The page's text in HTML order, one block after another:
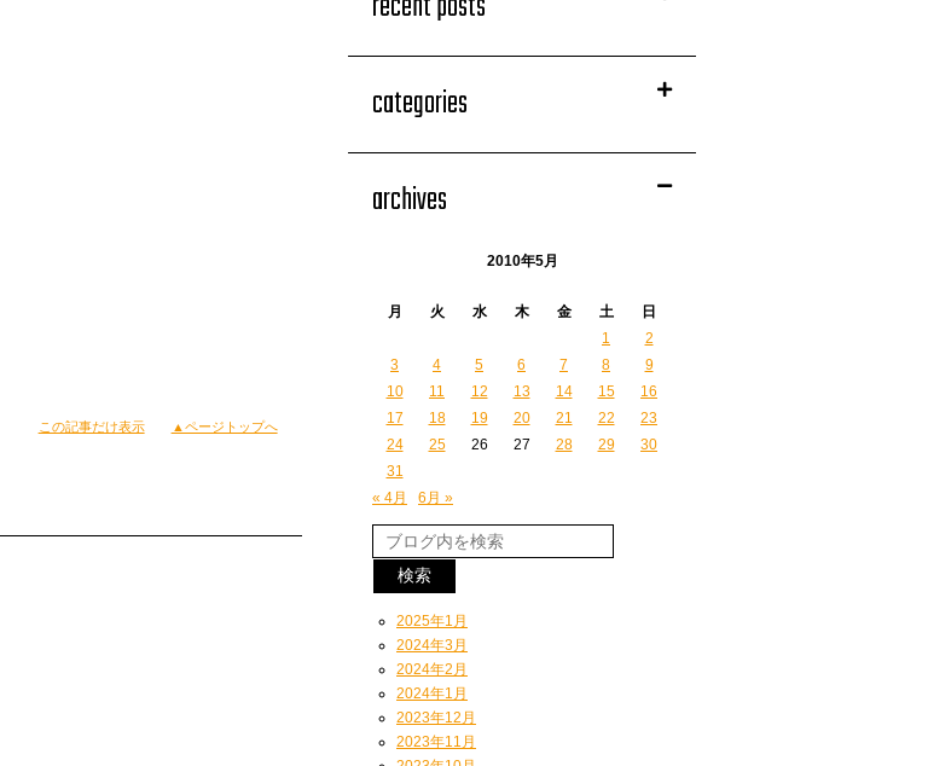
この記事だけ表示 ▲ページトップへ
categories
archives
2010年5月
月 火 水 木 金 土
日
1
2
3
4 5 6 7 8
9
10
11 12 13 14 15
16
17
18 19 20 21 22
23
24
25 26 27 28 29
30
31
« 4月
6月 »
2025年1月
2024年3月
2024年2月
2024年1月
2023年12月
2023年11月